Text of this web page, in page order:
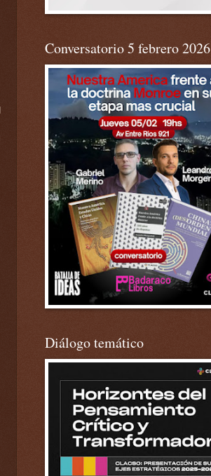
Conversatorio 5 febrero 2026
Diálogo temático